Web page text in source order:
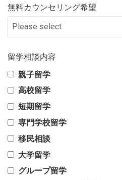
無料カウンセリング希望
留学相談内容
親子留学
高校留学
短期留学
専門学校留学
移民相談
大学留学
グループ留学